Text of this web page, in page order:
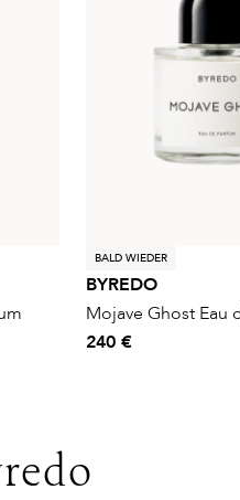
BALD WIEDER
BYREDO
Mojave Ghost Eau
240 €